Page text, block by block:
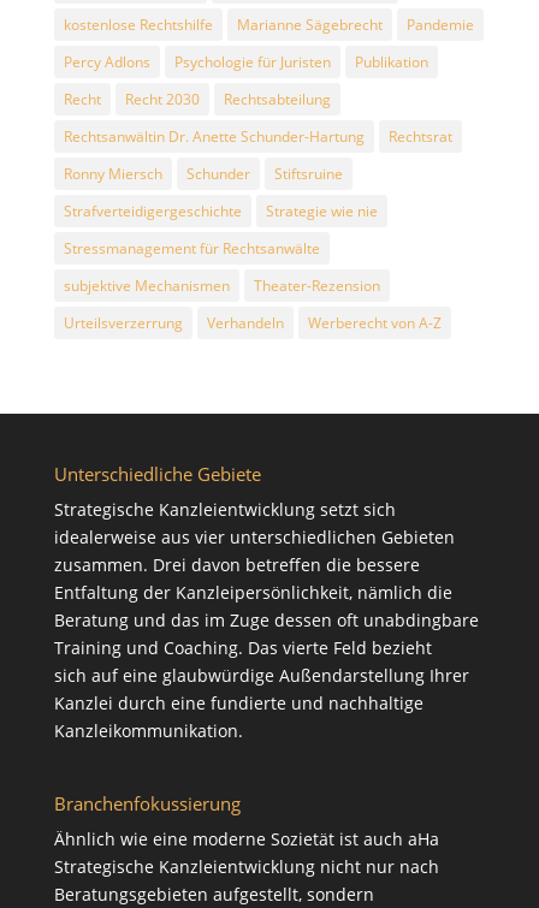
kostenlose Rechtshilfe
Marianne Sägebrecht
Pandemie
Percy Adlons
Psychologie für Juristen
Publikation
Recht
Recht 2030
Rechtsabteilung
Rechtsanwältin Dr. Anette Schunder-Hartung
Rechtsrat
Ronny Miersch
Schunder
Stiftsruine
Strafverteidigergeschichte
Strategie wie nie
Stressmanagement für Rechtsanwälte
subjektive Mechanismen
Theater-Rezension
Urteilsverzerrung
Verhandeln Werberecht von A-Z
Unterschiedliche Gebiete
Strategische Kanzleientwicklung setzt sich
idealerweise aus vier unterschiedlichen Gebieten
zusammen. Drei davon betreffen die bessere
Entfaltung der Kanzleipersönlichkeit, nämlich die
Beratungund das im Zuge dessen oft unabdingbare
Trainingund Coaching. Das vierte Feld bezieht
sich auf eine glaubwürdige Außendarstellung Ihrer
Kanzlei durch eine fundierte und nachhaltige
Kanzleikommunikation.
Branchenfokussierung
Ähnlich wie eine moderne Sozietät ist auch aHa
Strategische Kanzleientwicklung nicht nur nach
Beratungsgebieten aufgestellt, sondern